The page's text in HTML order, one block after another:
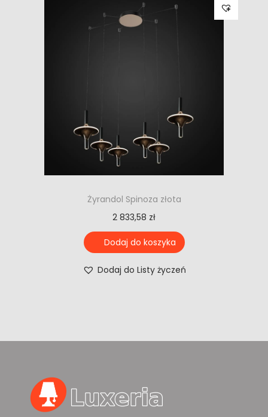
Żyrandol Spinoza złota
2 833,58 zł
Dodaj do koszyka
Dodaj do Listy życzeń